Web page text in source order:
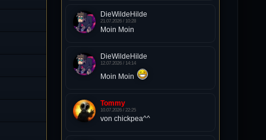
DieWildeHilde
21.07.2026 / 10:28
Moin Moin
DieWildeHilde
12.07.2026 / 14:14
Moin Moin
Tommy
10.07.2026 / 22:25
von chickpea^^